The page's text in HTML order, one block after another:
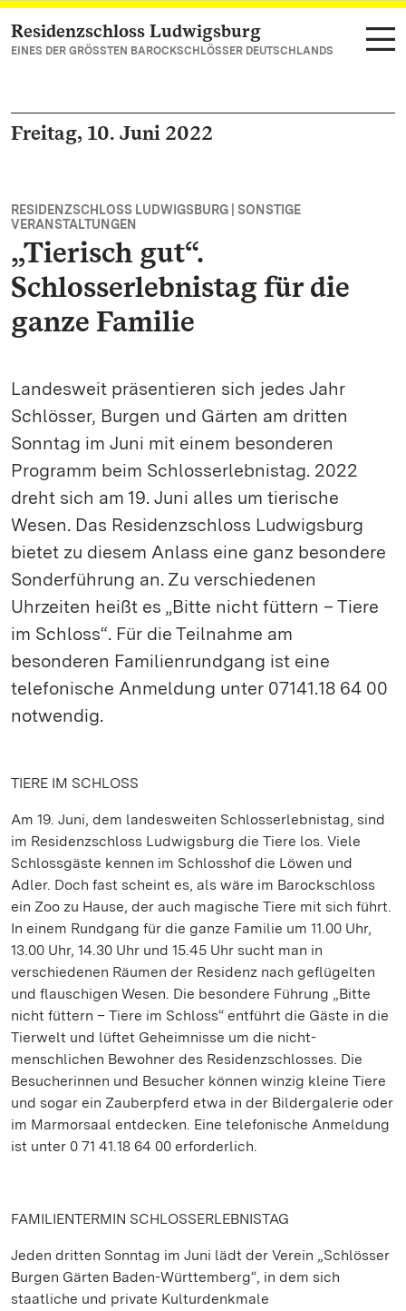
Zum Hauptinhalt springen
Residenzschloss Ludwigsburg
EINES DER GRÖSSTEN BAROCKSCHLÖSSER DEUTSCHLANDS
Freitag, 10. Juni 2022
RESIDENZSCHLOSS LUDWIGSBURG | SONSTIGE
VERANSTALTUNGEN
„Tierisch gut“.
Schlosserlebnistag für die
ganze Familie
Landesweit präsentieren sich jedes Jahr
Schlösser, Burgen und Gärten am dritten
Sonntag im Juni mit einem besonderen
Programm beim Schlosserlebnistag. 2022
dreht sich am 19. Juni alles um tierische
Wesen. Das Residenzschloss Ludwigsburg
bietet zu diesem Anlass eine ganz besondere
Sonderführung an. Zu verschiedenen
Uhrzeiten heißt es „Bitte nicht füttern – Tiere
im Schloss“. Für die Teilnahme am
besonderen Familienrundgang ist eine
telefonische Anmeldung unter 07141.18 64 00
notwendig.
TIERE IM SCHLOSS
Am 19. Juni, dem landesweiten Schlosserlebnistag, sind
im Residenzschloss Ludwigsburg die Tiere los. Viele
Schlossgäste kennen im Schlosshof die Löwen und
Adler. Doch fast scheint es, als wäre im Barockschloss
ein Zoo zu Hause, der auch magische Tiere mit sich führt.
In einem Rundgang für die ganze Familie um 11.00 Uhr,
13.00 Uhr, 14.30 Uhr und 15.45 Uhr sucht man in
verschiedenen Räumen der Residenz nach geflügelten
und flauschigen Wesen. Die besondere Führung „Bitte
nicht füttern – Tiere im Schloss“ entführt die Gäste in die
Tierwelt und lüftet Geheimnisse um die nicht-
menschlichen Bewohner des Residenzschlosses. Die
Besucherinnen und Besucher können winzig kleine Tiere
und sogar ein Zauberpferd etwa in der Bildergalerie oder
im Marmorsaal entdecken. Eine telefonische Anmeldung
ist unter 0 71 41.18 64 00 erforderlich.
FAMILIENTERMIN SCHLOSSERLEBNISTAG
Jeden dritten Sonntag im Juni lädt der Verein „Schlösser
Burgen Gärten Baden-Württemberg“, in dem sich
staatliche und private Kulturdenkmale